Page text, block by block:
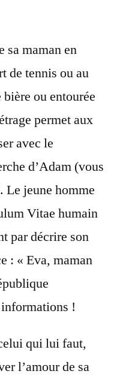
sa maman en
de tennis ou au
ou entourée
permet aux
avec le
d’Adam (vous
Le jeune homme
Vitae humain
par décrire son
: « Eva, maman
informations !
qui lui faut,
l’amour de sa